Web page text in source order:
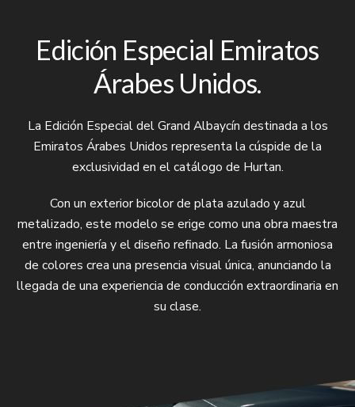
Edición Especial Emiratos
Árabes Unidos.
La Edición Especial del Grand Albaycín destinada a los
Emiratos Árabes Unidos representa la cúspide de la
exclusividad en el catálogo de Hurtan.
Con un exterior bicolor de plata azulado y azul
metalizado, este modelo se erige como una obra maestra
entre ingeniería y el diseño refinado. La fusión armoniosa
de colores crea una presencia visual única, anunciando la
llegada de una experiencia de conducción extraordinaria en
su clase.